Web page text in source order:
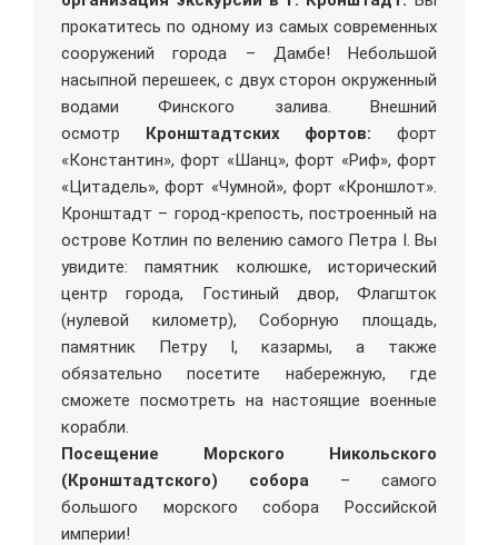
прокатитесь по одному из самых современных
сооружений города – Дамбе! Небольшой
насыпной перешеек, с двух сторон окруженный
водами Финского залива. Внешний
осмотр Кронштадтских фортов: форт
«Константин», форт «Шанц», форт «Риф», форт
«Цитадель», форт «Чумной», форт «Кроншлот».
Кронштадт – город-крепость, построенный на
острове Котлин по велению самого Петра I. Вы
увидите: памятник колюшке, исторический
центр города, Гостиный двор, Флагшток
(нулевой километр), Соборную площадь,
памятник Петру I, казармы, а также
обязательно посетите набережную, где
сможете посмотреть на настоящие военные
корабли.
Посещение Морского Никольского
(Кронштадтского) собора – самого
большого морского собора Российской
империи!